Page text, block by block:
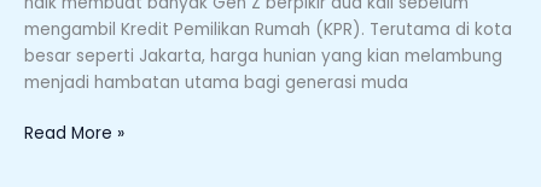
mengambil Kredit Pemilikan Rumah (KPR). Terutama di kota
besar seperti Jakarta, harga hunian yang kian melambung
menjadi hambatan utama bagi generasi muda
Khawatir
Bunga
Read More »